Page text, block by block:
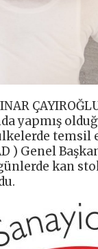
yapmış
temsil
) Genel
kan